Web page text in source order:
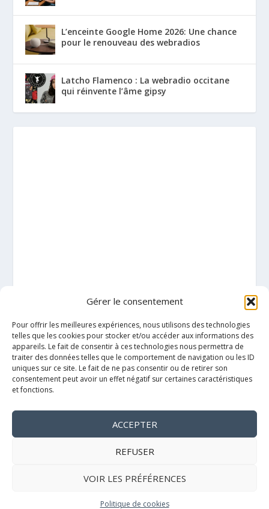
Gérer le consentement
Pour offrir les meilleures expériences, nous utilisons des technologies
telles que les cookies pour stocker et/ou accéder aux informations des
appareils. Le fait de consentir à ces technologies nous permettra de
traiter des données telles que le comportement de navigation ou les ID
uniques sur ce site. Le fait de ne pas consentir ou de retirer son
consentement peut avoir un effet négatif sur certaines caractéristiques
et fonctions.
ACCEPTER
REFUSER
VOIR LES PRÉFÉRENCES
Politique de cookies
L’enceinte Google Home 2026: Une chance
pour le renouveau des webradios
Latcho Flamenco : La webradio occitane
qui réinvente l’âme gipsy
Mentions légales
Politique de cookies